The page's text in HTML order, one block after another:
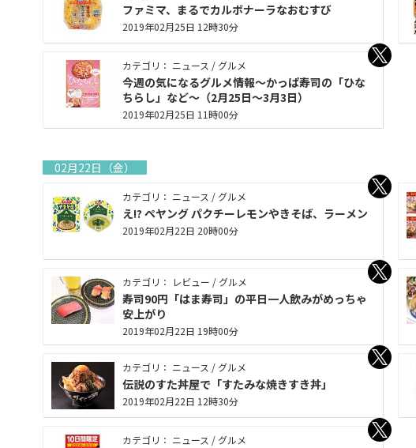
ファミマ、まるでカルボナーラなおむすび
2019年02月25日 12時30分
カテゴリ： ニュース / グルメ
今週の気になるグルメ情報～かっぱ寿司の「ひな
ちらし」など～（2月25日～3月3日）
2019年02月25日 11時00分
02月22日（金）
カテゴリ： ニュース / グルメ
え!? ペヤング パクチーレモンやきそば、ラーメン
2019年02月22日 20時00分
カテゴリ： レビュー / グルメ
寿司90円「はま寿司」の平日一人飲みがめっちゃ
安上がり
2019年02月22日 19時00分
カテゴリ： ニュース / グルメ
伝説のすた丼屋で「すたみな焼きすき丼」
2019年02月22日 12時30分
カテゴリ： ニュース / グルメ